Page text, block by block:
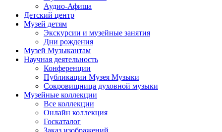
Аудио-Афиша
Детский центр
Музей детям
Экскурсии и музейные занятия
Дни рождения
Музей Музыкантам
Научная деятельность
Конференции
Публикации Музея Музыки
Сокровищница духовной музыки
Музейные коллекции
Все коллекции
Онлайн коллекция
Госкаталог
Заказ изображений